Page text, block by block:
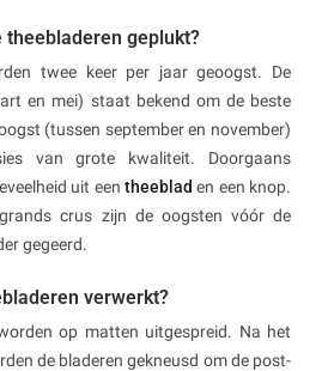
theebladeren geplukt?
twee keer per jaar geoogst. De
en mei) staat bekend om de beste
(tussen september en november)
van grote kwaliteit. Doorgaans
uit een theeblad en een knop.
crus zijn de oogsten vóór de
gegeerd.
verwerkt?
op matten uitgespreid. Na het
de bladeren gekneusd om de post-